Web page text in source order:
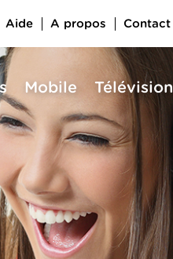
Mobile Télévision
Aide A propos Contact